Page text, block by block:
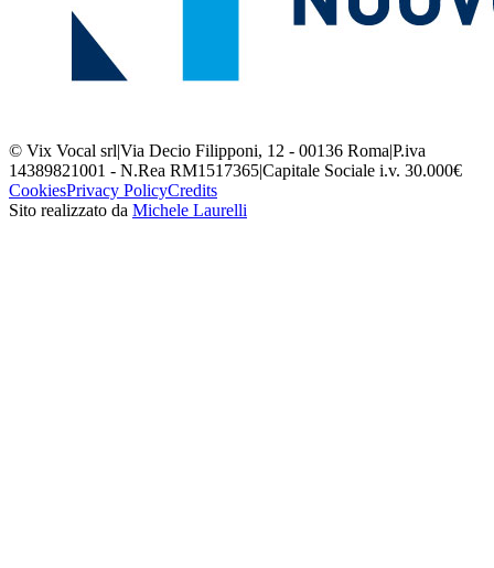
© Vix Vocal srl|Via Decio Filipponi, 12 - 00136 Roma|P.iva
14389821001 - N.Rea RM1517365|Capitale Sociale i.v. 30.000€
CookiesPrivacy PolicyCredits
Sito realizzato da Michele Laurelli